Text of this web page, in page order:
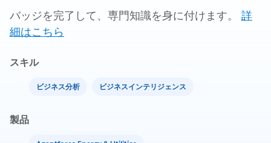
バッジを完了して、専門知識を身に付けます。 詳
細はこちら
スキル
ビジネス分析 ビジネスインテリジェンス
製品